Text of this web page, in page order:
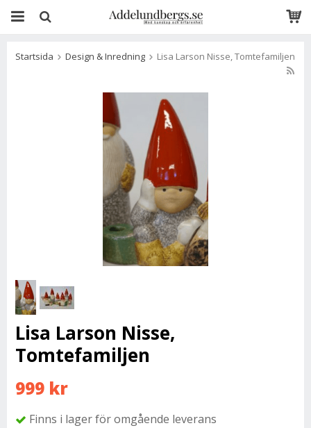
Startsida Design & Inredning Lisa Larson Nisse, Tomtefamiljen
Lisa Larson Nisse,
Tomtefamiljen
999 kr
Finns i lager för omgående leverans